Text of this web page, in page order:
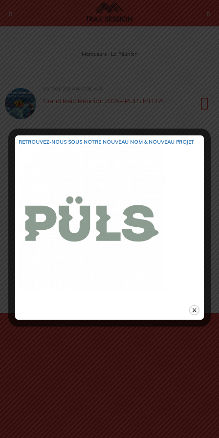
Marqueurs › La Réunion
9 OCTOBRE 2025 • PAR CÉDRIC MASIP
Grand Raid Réunion 2025 – PÜLS MEDIA
RETROUVEZ-NOUS SOUS NOTRE NOUVEAU NOM & NOUVEAU PROJET